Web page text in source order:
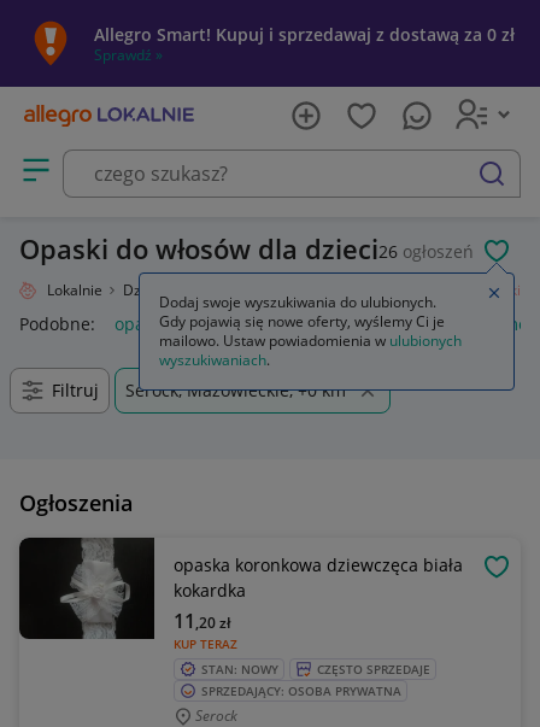
Allegro Smart! Kupuj i sprzedawaj z dostawą za 0 zł
Sprawdź »
Otwórz menu z kategoriami
szukaj
Opaski do włosów dla dzieci26 ogłoszeń
Lokalnie Dziecko Opaski
Podobne: opaski opaski zaciskowe opaski do włosów
Filtruj Serock, Mazowieckie, +0 km
Ogłoszenia
opaska koronkowa dziewczęca biała
kokardka
KUP TERAZ
11 ,20zł
STAN: NOWY
CZĘSTO SPRZEDAJE
SPRZEDAJĄCY: OSOBA PRYWATNA
Serock
Dodaj swoje wyszukiwania do ulubionych.
Gdy pojawią się nowe oferty, wyślemy Ci je
mailowo. Ustaw powiadomienia w ulubionych
wyszukiwaniach.